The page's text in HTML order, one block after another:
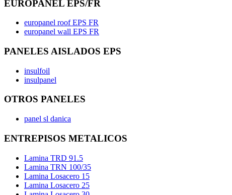
EUROPANEL EPS/FR
europanel roof EPS FR
europanel wall EPS FR
PANELES AISLADOS EPS
insulfoil
insulpanel
OTROS PANELES
panel sl danica
ENTREPISOS METALICOS
Lamina TRD 91.5
Lamina TRN 100/35
Lamina Losacero 15
Lamina Losacero 25